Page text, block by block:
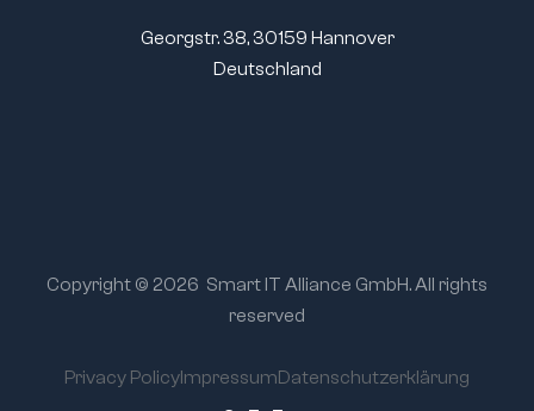
Georgstr. 38, 30159 Hannover
Deutschland
Copyright © 2026 Smart IT Alliance GmbH. All rights
reserved
Privacy PolicyImpressumDatenschutzerklärung